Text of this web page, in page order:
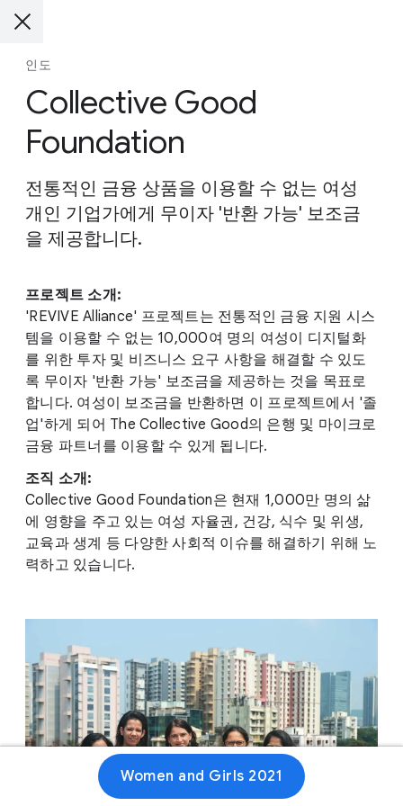
인도
Collective Good
Foundation
전통적인 금융 상품을 이용할 수 없는 여성
개인 기업가에게 무이자 '반환 가능' 보조금
을 제공합니다.
프로젝트 소개:
'REVIVE Alliance' 프로젝트는 전통적인 금융 지원 시스
템을 이용할 수 없는 10,000여 명의 여성이 디지털화
를 위한 투자 및 비즈니스 요구 사항을 해결할 수 있도
록 무이자 '반환 가능' 보조금을 제공하는 것을 목표로
합니다. 여성이 보조금을 반환하면 이 프로젝트에서 '졸
업'하게 되어 The Collective Good의 은행 및 마이크로
금융 파트너를 이용할 수 있게 됩니다.
조직 소개:
Collective Good Foundation은 현재 1,000만 명의 삶
에 영향을 주고 있는 여성 자율권, 건강, 식수 및 위생,
교육과 생계 등 다양한 사회적 이슈를 해결하기 위해 노
력하고 있습니다.
Women and Girls 2021